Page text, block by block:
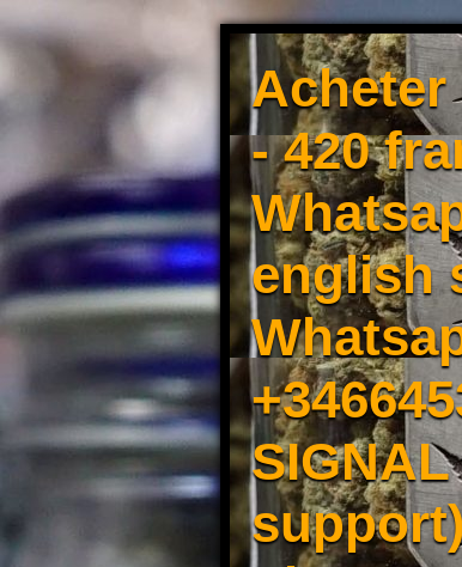
Acheter
- 420
english